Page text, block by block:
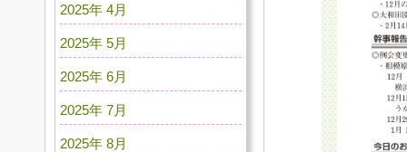
2025年 4月
2025年 5月
2025年 6月
2025年 7月
2025年 8月